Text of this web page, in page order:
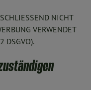
NICHT
VERWENDET
DSGVO).